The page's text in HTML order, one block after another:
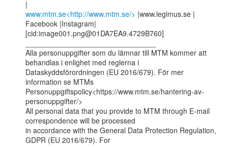
www.mtm.se<http://www.mtm.se/> |www.legimus.se |
Facebook |Instagram|
[cid:image001.png@01DA7EA9.4729B760]
Alla personuppgifter som du lämnar till MTM kommer att
behandlas i enlighet med reglerna i
Dataskyddsförordningen (EU 2016/679). För mer
information se MTMs
Personuppgiftspolicy<https://www.mtm.se/hantering-av-
personuppgifter/>
All personal data that you provide to MTM through E-mail
correspondence will be processed
in accordance with the General Data Protection Regulation,
GDPR (EU 2016/679). For